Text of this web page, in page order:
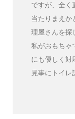
ですが、全く
当たりまえか
理屋さんを探
私がおもちゃ
にも優しく対
見事にトイレ